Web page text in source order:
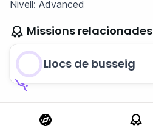
Nivell: Advanced
Missions relacionades
Llocs de busseig